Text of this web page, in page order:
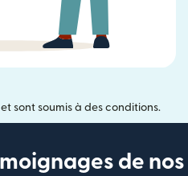
sont soumis à des conditions.
de nos